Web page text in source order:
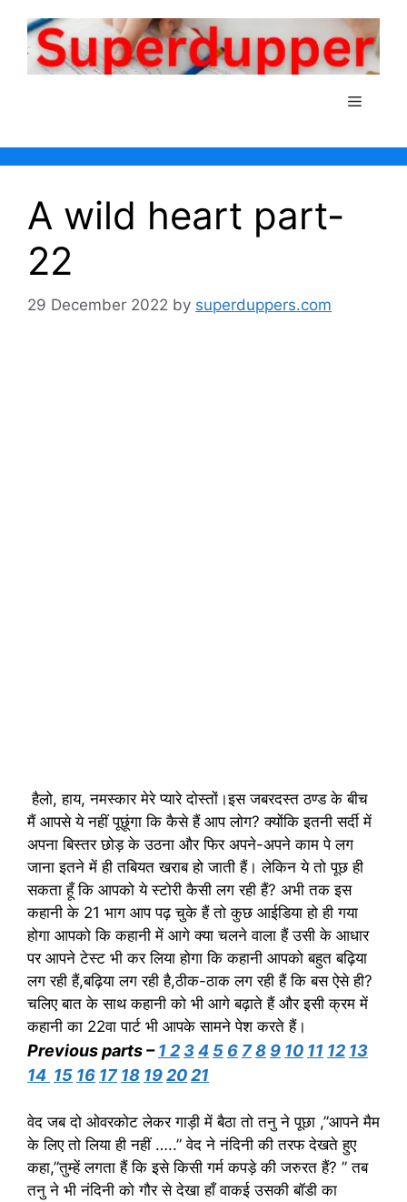
content
Menu
A wild heart part-
22
29 December 2022 by superduppers.com
हैलो, हाय, नमस्कार मेरे प्यारे दोस्तों।इस जबरदस्त ठण्ड के बीच
मैं आपसे ये नहीं पूछूंगा कि कैसे हैं आप लोग? क्योंकि इतनी सर्दी में
अपना बिस्तर छोड़ के उठना और फिर अपने-अपने काम पे लग
जाना इतने में ही तबियत खराब हो जाती हैं। लेकिन ये तो पूछ ही
सकता हूँ कि आपको ये स्टोरी कैसी लग रही हैं? अभी तक इस
कहानी के 21 भाग आप पढ़ चुके हैं तो कुछ आईडिया हो ही गया
होगा आपको कि कहानी में आगे क्या चलने वाला हैं उसी के आधार
पर आपने टेस्ट भी कर लिया होगा कि कहानी आपको बहुत बढ़िया
लग रही हैं,बढ़िया लग रही है,ठीक-ठाक लग रही हैं कि बस ऐसे ही?
चलिए बात के साथ कहानी को भी आगे बढ़ाते हैं और इसी क्रम में
कहानी का 22वा पार्ट भी आपके सामने पेश करते हैं।
Previous parts –1 234 5 6 78 9 10 11 12 13
14 15 16 17 18 192021
वेद जब दो ओवरकोट लेकर गाड़ी में बैठा तो तनु ने पूछा ,”आपने मैम
के लिए तो लिया ही नहीं …..” वेद ने नंदिनी की तरफ देखते हुए
कहा,”तुम्हें लगता हैं कि इसे किसी गर्म कपड़े की जरुरत हैं? ” तब
तनु ने भी नंदिनी को गौर से देखा हाँ वाकई उसकी बॉडी का